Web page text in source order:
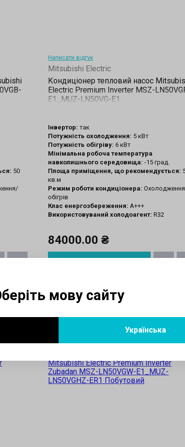
мову сайту
Українська
50
Написати відгук
Mitsubishi Electric
Кондиціонер тепловий насос
Electric Premium Inverter MSZ-
E1_MUZ-LN50VG-E1
Інвертор: так
Потужність охолодження: 5 кВт
Потужність обігріву: 6 кВт
Мінімальна робоча температура
навколишнього середовища: -15 град.
Площа приміщення, що рекомендується:
кв.м
Режим роботи кондиціонера:
обігрів
Клас енергозбереження: A+++
Використовуваний холодоагент: R32
84000.00 ₴